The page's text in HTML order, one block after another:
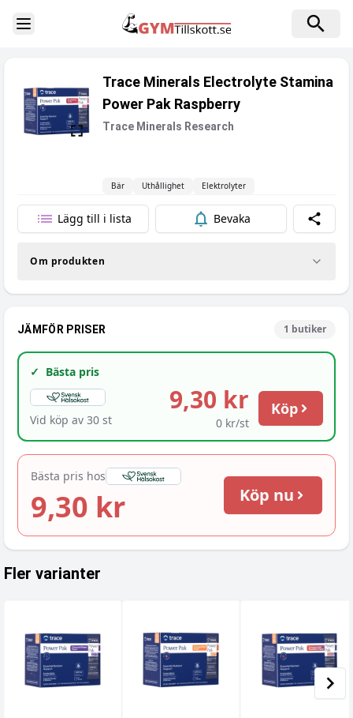
Toggle Sidebar
Trace Minerals Electrolyte Stamina
Power Pak Raspberry
Trace Minerals Research
Bär Uthållighet Elektrolyter
Lägg till i lista Bevaka Dela
Om produkten
JÄMFÖR PRISER 1 butiker
✓ Bästa pris
Vid köp av 30 st
9,30 kr
0 kr/st
Köp
Bästa pris hos
9,30 kr Köp nu
Fler varianter